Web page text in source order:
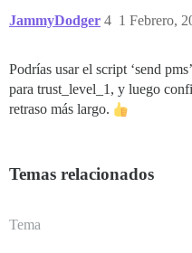
JammyDodger 1 Febrero,
4
Podrías usar el script ‘send
para trust_level_1, y luego
retraso más largo.
Temas relacionados
Tema